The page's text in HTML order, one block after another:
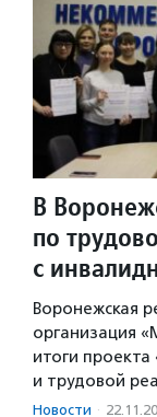
В
по
с
Воронежская
организация
итоги
и трудовой
Новости ·